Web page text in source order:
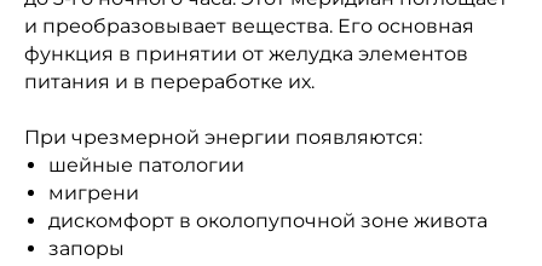
и преобразовывает вещества. Его основная
функция в принятии от желудка элементов
питания и в переработке их.
При чрезмерной энергии появляются:
шейные патологии
мигрени
дискомфорт в околопупочной зоне живота
запоры